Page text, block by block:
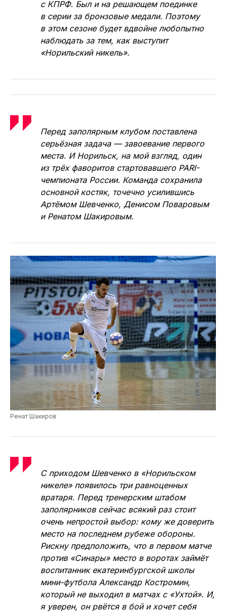
Кирилл Яруллин
и с большим интересом наблюдаю за этой
командой. С тех пор, как её возглавил мой
товарищ Евгений Куксевич. В прошлом
сезоне я впервые в жизни побывал
в Норильске, где комментировал
полуфинальные матчи плей-офф хозяев
с КПРФ. Был и на решающем поединке
в серии за бронзовые медали. Поэтому
Перед заполярным клубом поставлена
серьёзная задача — завоевание первого
места. И Норильск, на мой взгляд, один
из трёх фаворитов стартовавшего PARI-
чемпионата России. Команда сохранила
основной костяк, точечно усилившись
Артёмом Шевченко, Денисом Поваровым
и Ренатом Шакировым.